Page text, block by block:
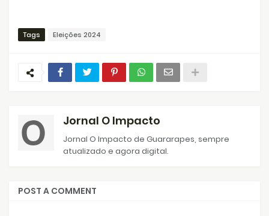
Tags Eleições 2024
Jornal O Impacto
Jornal O Impacto de Guararapes, sempre
atualizado e agora digital.
POST A COMMENT